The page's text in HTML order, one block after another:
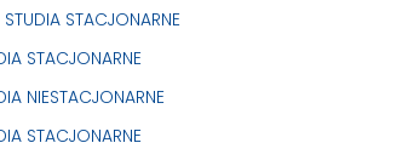
STACJONARNE
STACJONARNE
NIESTACJONARNE
STACJONARNE